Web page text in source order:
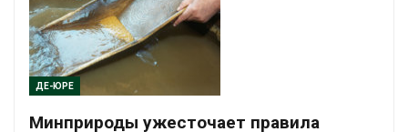
ДЕ-ЮРЕ
Минприроды ужесточает правила